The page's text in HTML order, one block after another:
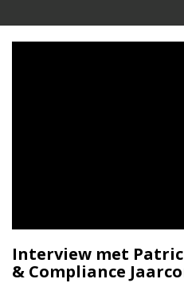
Interview met
& Compliance